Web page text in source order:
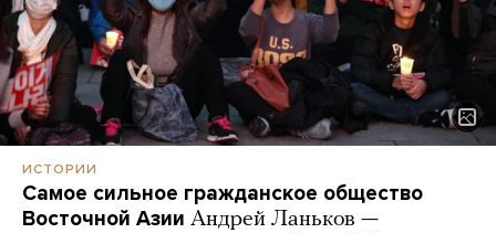
ИСТОРИИ
Самое сильное гражданское общество
Восточной Азии Андрей Ланьков —